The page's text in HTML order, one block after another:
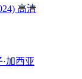
高清
加西亚